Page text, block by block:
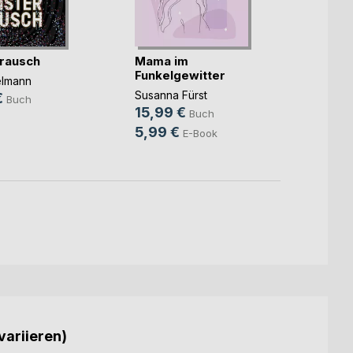
Buch
Mama im
Funkelgewitter
Susanna Fürst
15,99 € Buch
5,99 € E-Book